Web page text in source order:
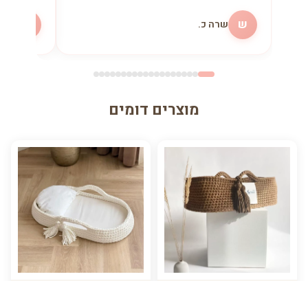
ש שרה כ.
מוצרים דומים